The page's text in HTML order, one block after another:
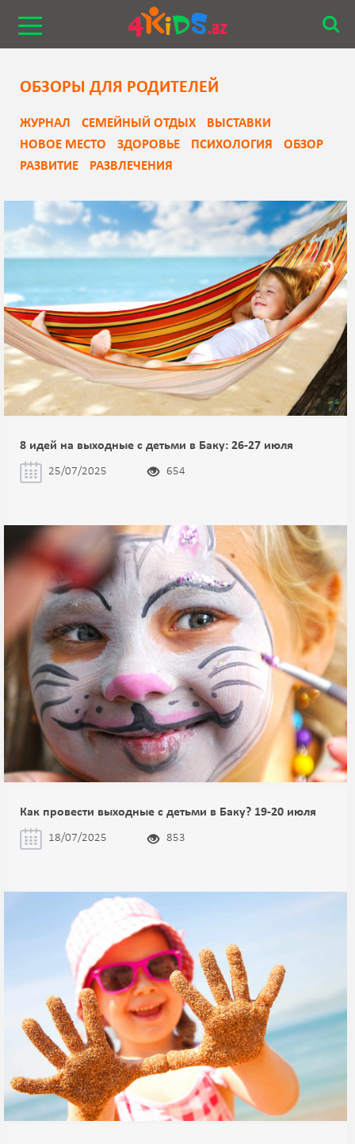
ОБЗОРЫ ДЛЯ РОДИТЕЛЕЙ
ЖУРНАЛ СЕМЕЙНЫЙ ОТДЫХ
ВЫСТАВКИ
НОВОЕ МЕСТО
ЗДОРОВЬЕ ПСИХОЛОГИЯ
ОБЗОР
РАЗВИТИЕ
РАЗВЛЕЧЕНИЯ
8 идей на выходные с детьми в Баку: 26-27 июля
25/07/2025 654
Как провести выходные с детьми в Баку? 19-20 июля
18/07/2025 853